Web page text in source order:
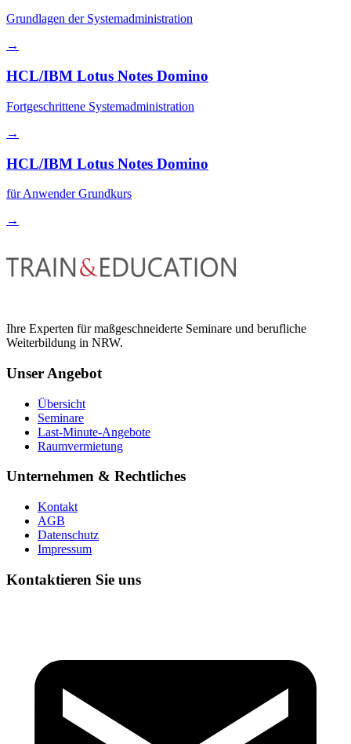
Grundlagen der Systemadministration
→
HCL/IBM Lotus Notes Domino
Fortgeschrittene Systemadministration
→
HCL/IBM Lotus Notes Domino
für Anwender Grundkurs
→
Ihre Experten für maßgeschneiderte Seminare und berufliche
Weiterbildung in NRW.
Unser Angebot
Übersicht
Seminare
Last-Minute-Angebote
Raumvermietung
Unternehmen & Rechtliches
Kontakt
AGB
Datenschutz
Impressum
Kontaktieren Sie uns